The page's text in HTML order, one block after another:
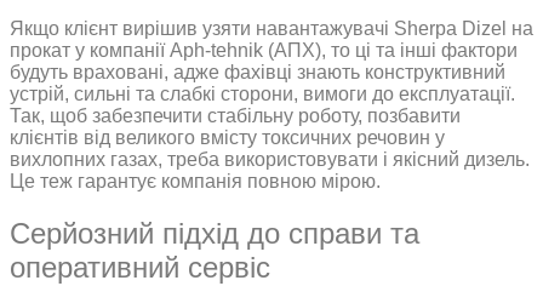
Якщо клієнт вирішив узяти навантажувачі Sherpa Dizel на
прокат у компанії Aph-tehnik (АПХ), то ці та інші фактори
будуть враховані, адже фахівці знають конструктивний
устрій, сильні та слабкі сторони, вимоги до експлуатації.
Так, щоб забезпечити стабільну роботу, позбавити
клієнтів від великого вмісту токсичних речовин у
вихлопних газах, треба використовувати і якісний дизель.
Це теж гарантує компанія повною мірою.
Серйозний підхід до справи та
оперативний сервіс